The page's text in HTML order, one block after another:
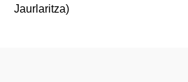
Jaurlaritza)